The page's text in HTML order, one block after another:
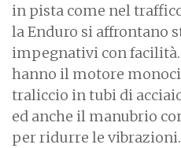
in pista come nel
la Enduro si affrontano
impegnativi con
hanno il motore
traliccio in tubi di
ed anche il manubrio
per ridurre le